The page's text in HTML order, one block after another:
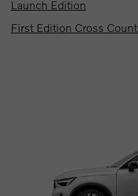
Launch Edition
First Edition Cross